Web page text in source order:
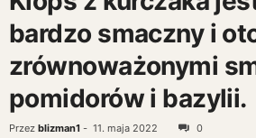
bardzo smaczny i
zrównoważonymi
pomidorów i bazylii.
Przez blizman1 - 11. maja 2022 0